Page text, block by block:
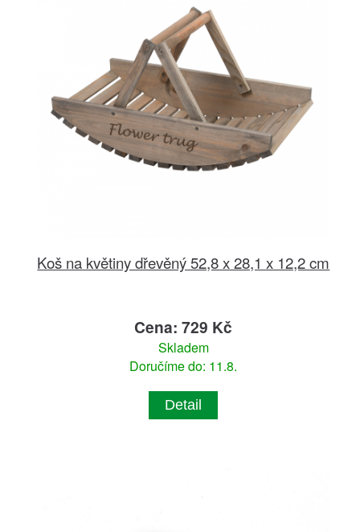
Koš na květiny dřevěný 52,8 x 28,1 x 12,2 cm
Cena: 729 Kč
Skladem
Doručíme do: 11.8.
Detail